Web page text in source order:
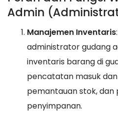
Admin
Manajemen Inventaris
administrator gudang
inventaris barang di
pencatatan masuk
pemantauan stok, dan
penyimpanan.